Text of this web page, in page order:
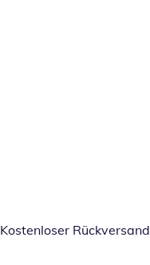
Kostenloser Rückversand